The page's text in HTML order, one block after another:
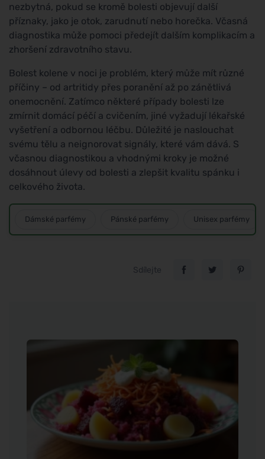
nezbytná, pokud se kromě bolesti objevují další
příznaky, jako je otok, zarudnutí nebo horečka. Včasná
diagnostika může pomoci předejít dalším komplikacím a
zhoršení zdravotního stavu.
Bolest kolene v noci je problém, který může mít různé
příčiny – od artritidy přes poranění až po zánětlivá
onemocnění. Zatímco některé případy bolesti lze
zmírnit domácí péčí a cvičením, jiné vyžadují lékařské
vyšetření a odbornou léčbu. Důležité je naslouchat
svému tělu a neignorovat signály, které vám dává. S
včasnou diagnostikou a vhodnými kroky je možné
dosáhnout úlevy od bolesti a zlepšit kvalitu spánku i
celkového života.
Dámské parfémy Pánské parfémy Unisex parfémy
Sdílejte